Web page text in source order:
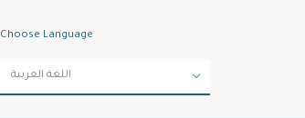
Choose Language